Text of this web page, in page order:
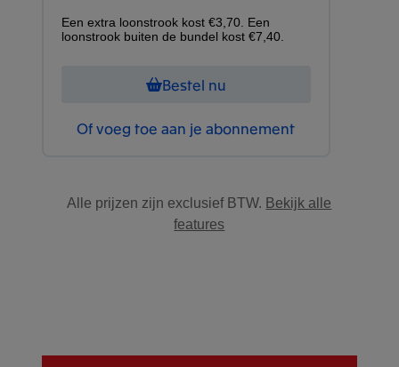
Een extra loonstrook kost €3,70. Een
loonstrook buiten de bundel kost €7,40.
Bestel nu
Of voeg toe aan je abonnement
Alle prijzen zijn exclusief BTW. Bekijk alle
features